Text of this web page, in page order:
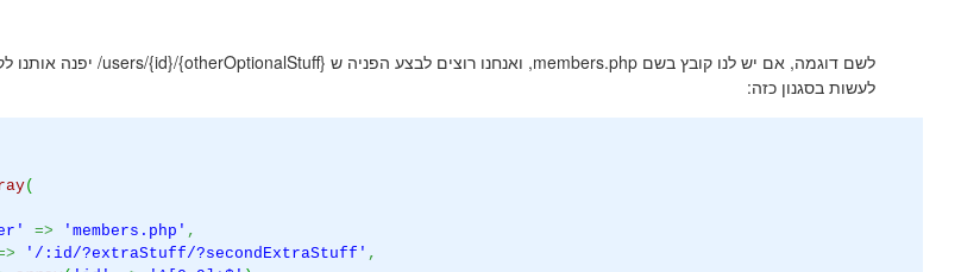
לשם דוגמה, אם יש לנו קובץ בשם members.php, ואנחנו רוצים לבצע הפניה ש /users/{id}/{otherOptionalStuff} יפנה אותנו
לעשות בסגנון כזה:
(
=> 'members.php' ,
'/:id/?extraStuff/?secondExtraStuff' ,